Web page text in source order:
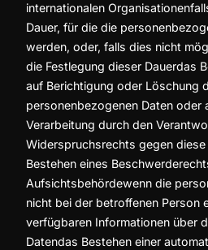
internationalen
Dauer, für die die
werden, oder, falls dies nicht
die Festlegung dieser Dauerdas
auf Berichtigung oder Löschung
personenbezogenen Daten oder
Verarbeitung durch den
Widerspruchsrechts gegen
Bestehen eines
Aufsichtsbehördewenn die
nicht bei der betroffenen Person
verfügbaren Informationen über
Datendas Bestehen einer